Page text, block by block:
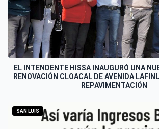
EL INTENDENTE HISSA INAUGURÓ UNA
RENOVACIÓN CLOACAL DE AVENIDA
REPAVIMENTACIÓN
SAN LUIS